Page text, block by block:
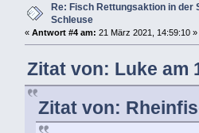
Re: Fisch Rettungsaktion in der
Schleuse
«Antwort #4 am: 21 März 2021, 14:59:10 »
Zitat von: Luke am
Zitat von: